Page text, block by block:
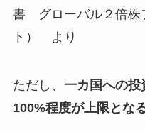
書 グローバル２倍株
ト） より
ただし、 一カ国への投
100%程度が上限とな